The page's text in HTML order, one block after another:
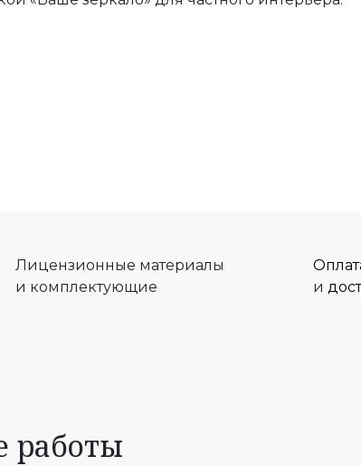
Лицензионные материалы
и комплектующие
и
работы